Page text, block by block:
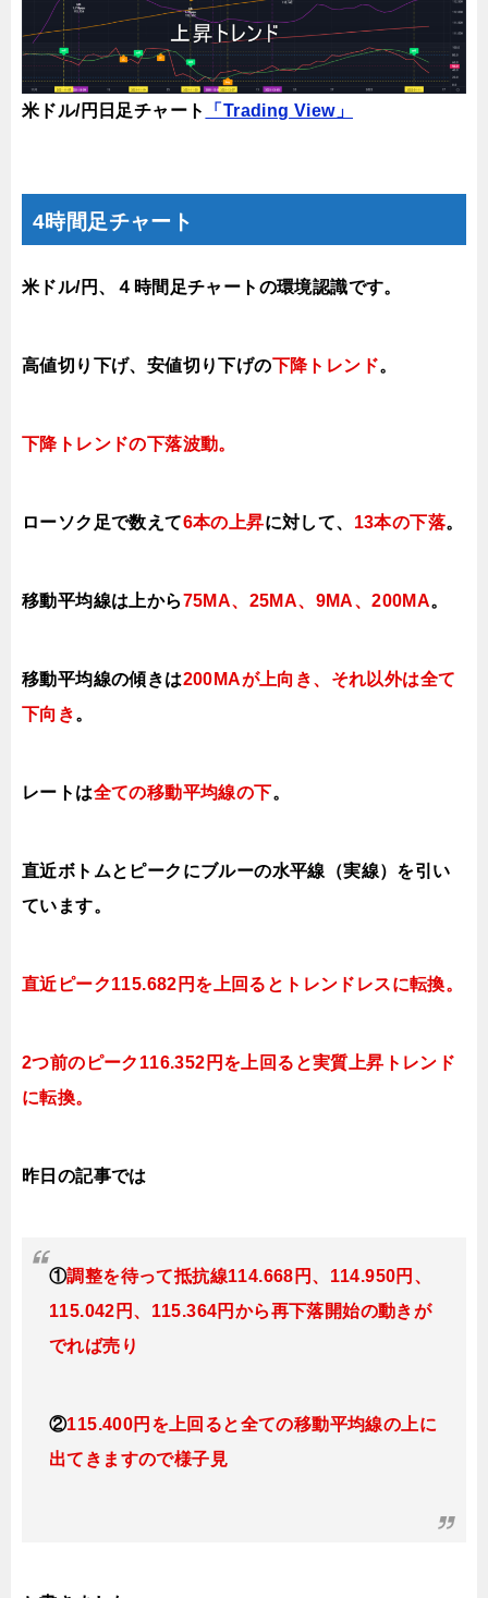
米ドル/円日足チャート 「Trading View」
4時間足チャート
米ドル/円、４時間足チャートの環境認識です。
高値切り下げ、安値切り下げの下降トレンド。
下降トレンドの下落波動。
ローソク足で数えて6本の上昇に対して、 13本の下落。
移動平均線は上から75MA、25MA、9MA、200MA。
移動平均線の傾きは200MAが上向き、それ以外は全て
下向き。
レートは全ての移動平均線の下。
直近ボトムとピークにブルーの水平線（実線）を引い
ています。
直近ピーク115.682円を上回るとトレンドレスに転換。
2つ前のピーク116.352円を上回ると実質上昇トレンド
に転換。
昨日の記事では
①調整を待って抵抗線114.668円、114.950円、
115.042円、115.364円から再下落開始の動きが
でれば売り
②115.400円を上回ると全ての移動平均線の上に
出てきますので様子見